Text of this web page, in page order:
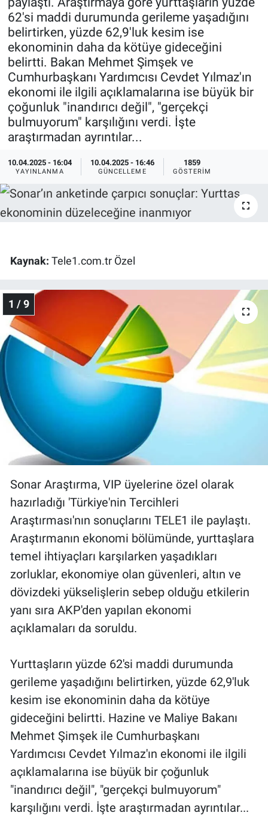
62'si maddi durumunda gerileme yaşadığını
belirtirken, yüzde 62,9'luk kesim ise
ekonominin daha da kötüye gideceğini
belirtti. Bakan Mehmet Şimşek ve
Cumhurbaşkanı Yardımcısı Cevdet Yılmaz'ın
ekonomi ile ilgili açıklamalarına ise büyük bir
çoğunluk "inandırıcı değil", "gerçekçi
bulmuyorum" karşılığını verdi. İşte
araştırmadan ayrıntılar...
10.04.2025 - 16:04
YAYINLANMA
10.04.2025 - 16:46
GÜNCELLEME
1859
GÖSTERIM
Kaynak: Tele1.com.tr Özel
1 / 9
Sonar Araştırma, VIP üyelerine özel olarak
hazırladığı 'Türkiye'nin Tercihleri
Araştırması'nın sonuçlarını TELE1 ile paylaştı.
Araştırmanın ekonomi bölümünde, yurttaşlara
temel ihtiyaçları karşılarken yaşadıkları
zorluklar, ekonomiye olan güvenleri, altın ve
dövizdeki yükselişlerin sebep olduğu etkilerin
yanı sıra AKP'den yapılan ekonomi
açıklamaları da soruldu.
Yurttaşların yüzde 62'si maddi durumunda
gerileme yaşadığını belirtirken, yüzde 62,9'luk
kesim ise ekonominin daha da kötüye
gideceğini belirtti. Hazine ve Maliye Bakanı
Mehmet Şimşek ile Cumhurbaşkanı
Yardımcısı Cevdet Yılmaz'ın ekonomi ile ilgili
açıklamalarına ise büyük bir çoğunluk
"inandırıcı değil", "gerçekçi bulmuyorum"
karşılığını verdi. İşte araştırmadan ayrıntılar...
Ege'den Esintiler
Eğitim
Eğlence
Ekonomi
Forum
Gerçeğin İzinde
Gün Başlıyor
Gün Ortası
Gündem Özel
Günün görüntüsü
Haber
Koronavirüs
Kültür Sanat
Ne demişti
Nedir
Popüler
Programlar
Sağlık
Spor
Teknoloji
Türkiye'nin Geleceği
Türkiye'nin Gündemi
Yerel Gündem
Yerel Yaşam
İletişim